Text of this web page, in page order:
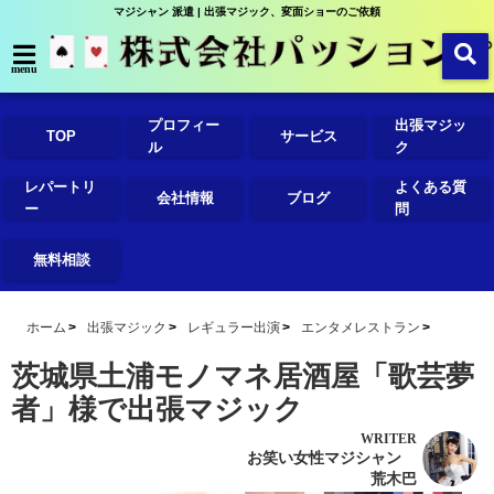
マジシャン 派遣 | 出張マジック、変面ショーのご依頼
menu
TOP
プロフィー
ル
サービス
出張マジッ
ク
レパートリ
ー
会社情報 ブログ
よくある質
問
無料相談
ホーム 出張マジック レギュラー出演 エンタメレストラン
茨城県土浦モノマネ居酒屋「歌芸夢
者」様で出張マジック
WRITER
お笑い女性マジシャン
荒木巴